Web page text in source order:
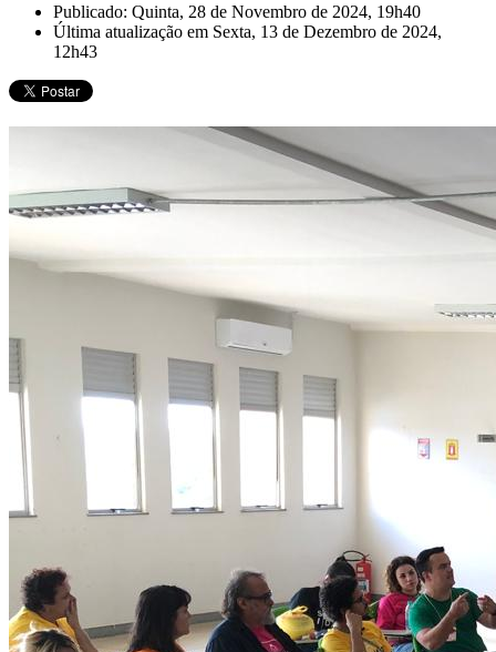
Publicado: Quinta, 28 de Novembro de 2024, 19h40
Última atualização em Sexta, 13 de Dezembro de 2024,
12h43